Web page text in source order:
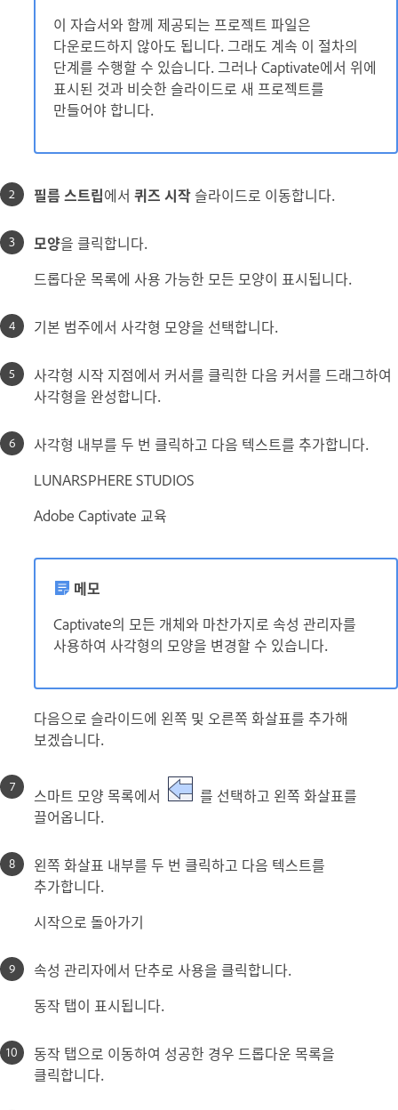
이 자습서와 함께 제공되는 프로젝트 파일은
다운로드하지 않아도 됩니다. 그래도 계속 이 절차의
단계를 수행할 수 있습니다. 그러나 Captivate에서 위에
표시된 것과 비슷한 슬라이드로 새 프로젝트를
만들어야 합니다.
필름 스트립에서 퀴즈 시작슬라이드로 이동합니다.
모양을 클릭합니다.
드롭다운 목록에 사용 가능한 모든 모양이 표시됩니다.
기본 범주에서 사각형 모양을 선택합니다.
사각형 시작 지점에서 커서를 클릭한 다음 커서를 드래그하여
사각형을 완성합니다.
사각형 내부를 두 번 클릭하고 다음 텍스트를 추가합니다.
LUNARSPHERE STUDIOS
Adobe Captivate 교육
메모
Captivate의 모든 개체와 마찬가지로 속성 관리자를
사용하여 사각형의 모양을 변경할 수 있습니다.
다음으로 슬라이드에 왼쪽 및 오른쪽 화살표를 추가해
보겠습니다.
스마트 모양 목록에서
를 선택하고 왼쪽 화살표를
끌어옵니다.
왼쪽 화살표 내부를 두 번 클릭하고 다음 텍스트를
추가합니다.
시작으로 돌아가기
속성 관리자에서 단추로 사용을 클릭합니다.
동작 탭이 표시됩니다.
동작 탭으로 이동하여 성공한 경우 드롭다운 목록을
클릭합니다.